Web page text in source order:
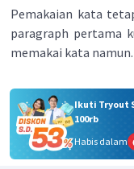
Pemakaian kata
paragraph pertama
memakai kata namun.
Ikuti Tryout
100rb
Habis dalam